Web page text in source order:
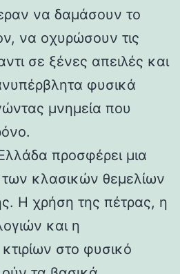
να δαμάσουν το
να οχυρώσουν τις
σε ξένες απειλές και
φυσικά
μνημεία που
προσφέρει μια
κλασικών θεμελίων
Η χρήση της πέτρας, η
και η
στο φυσικό